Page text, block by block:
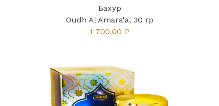
Бахур
Oudh Al Amara'a, 30 гр
1 700,00 ₽